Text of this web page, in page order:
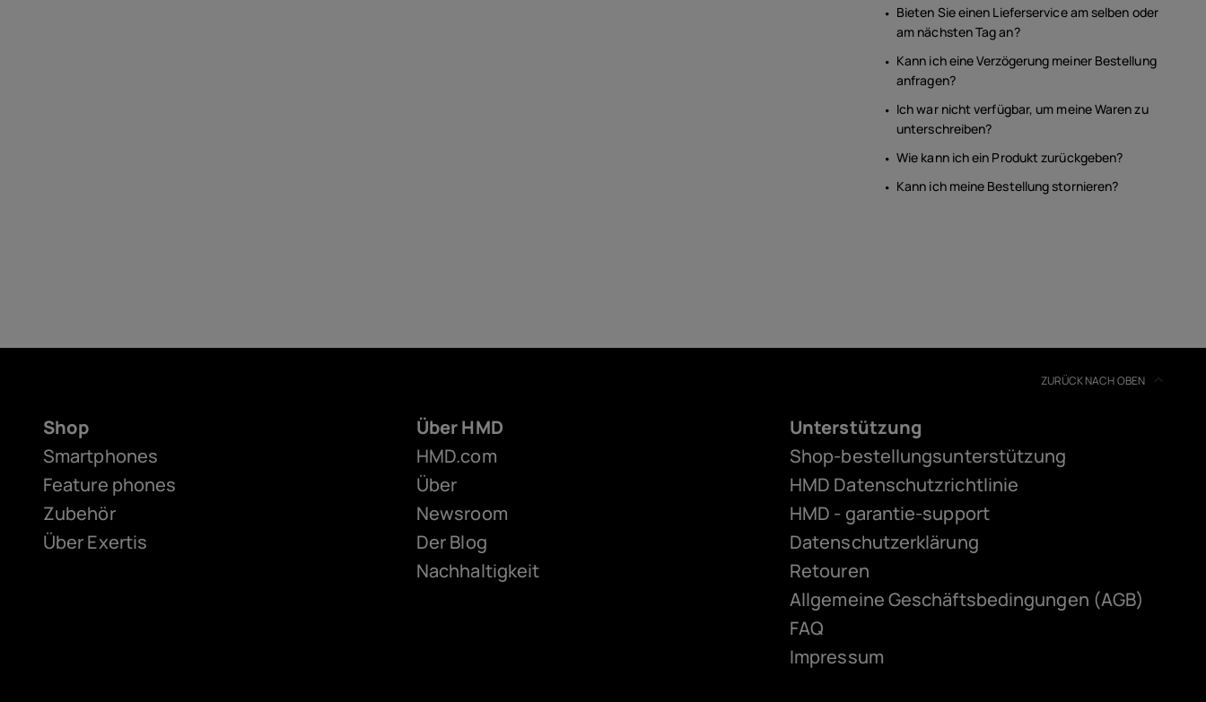
Bieten Sie einen Lieferservice am selben oder
am nächsten Tag an?
Kann ich eine Verzögerung meiner Bestellung
anfragen?
Ich war nicht verfügbar, um meine Waren zu
unterschreiben?
Wie kann ich ein Produkt zurückgeben?
Kann ich meine Bestellung stornieren?
ZURÜCK NACH OBEN
Shop
Smartphones
Feature phones
Zubehör
Über Exertis
Über HMD
HMD.com
Über
Newsroom
Der Blog
Nachhaltigkeit
Unterstützung
Shop-bestellungsunterstützung
HMD Datenschutzrichtlinie
HMD - garantie-support
Datenschutzerklärung
Retouren
Allgemeine Geschäftsbedingungen (AGB)
FAQ
Impressum